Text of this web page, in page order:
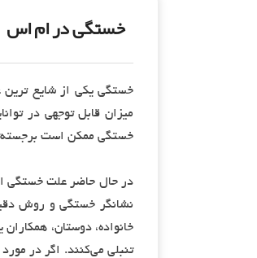
خستگی در ام اس
میزان قابل توجهی در
خستگی ممکن است
در حال حاضر علت خستگی
نشانگر خستگی و روش
خانواده، دوستان،
تنبلی می‌کنند. اگر در